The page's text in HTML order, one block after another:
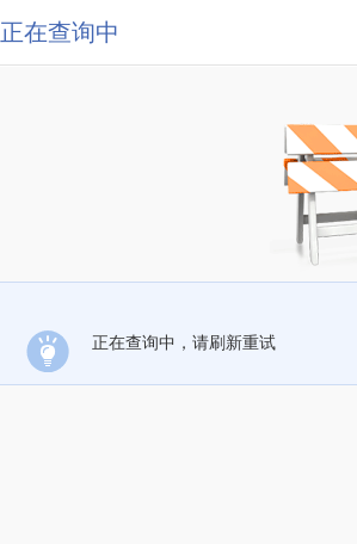
正在查询中
正在查询中，请刷新重试